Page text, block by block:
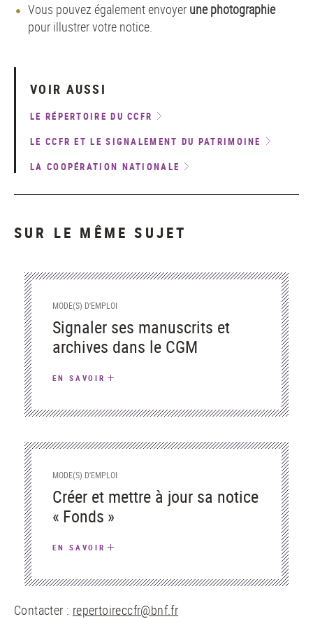
Vous pouvez également envoyer une photographie
pour illustrer votre notice.
VOIR AUSSI
LE RÉPERTOIRE DU CCFR
LE CCFR ET LE SIGNALEMENT DU PATRIMOINE
LA COOPÉRATION NATIONALE
SUR LE MÊME SUJET
MODE(S) D'EMPLOI
Signaler ses manuscrits et
archives dans le CGM
EN SAVOIR
MODE(S) D'EMPLOI
Créer et mettre à jour sa notice
« Fonds »
EN SAVOIR
Contacter : repertoireccfr@bnf.fr